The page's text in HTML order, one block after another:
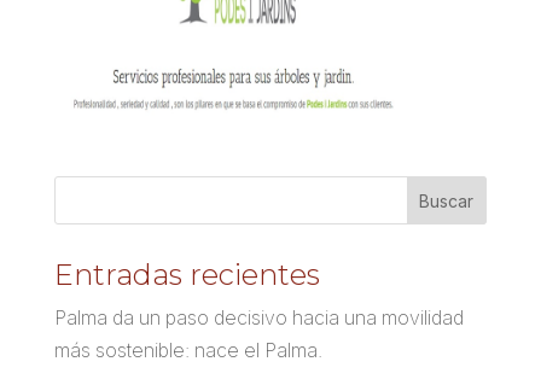
Entradas recientes
Palma da un paso decisivo hacia una movilidad
más sostenible: nace el Palma.